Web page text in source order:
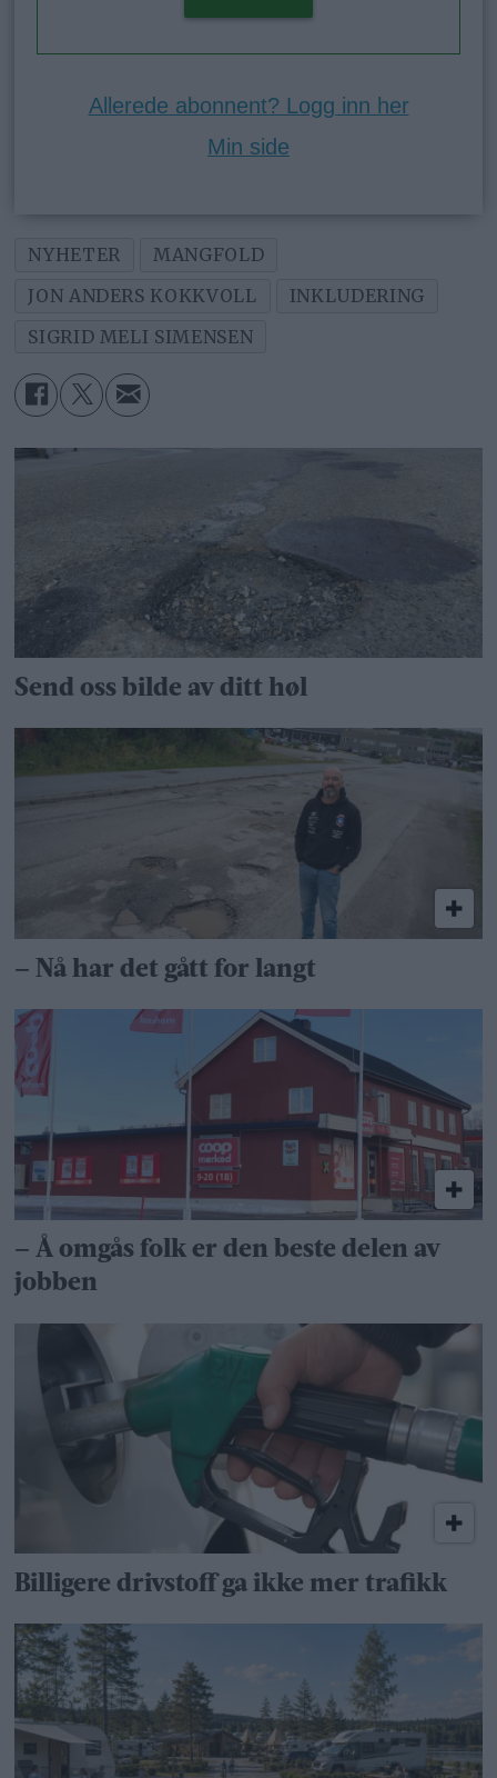
Allerede abonnent? Logg inn her
Min side
NYHETER
MANGFOLD
JON ANDERS KOKKVOLL
INKLUDERING
SIGRID MELI SIMENSEN
Send oss bilde av ditt høl
– Nå har det gått for langt
– Å omgås folk er den beste delen av
jobben
Billigere drivstoff ga ikke mer trafikk